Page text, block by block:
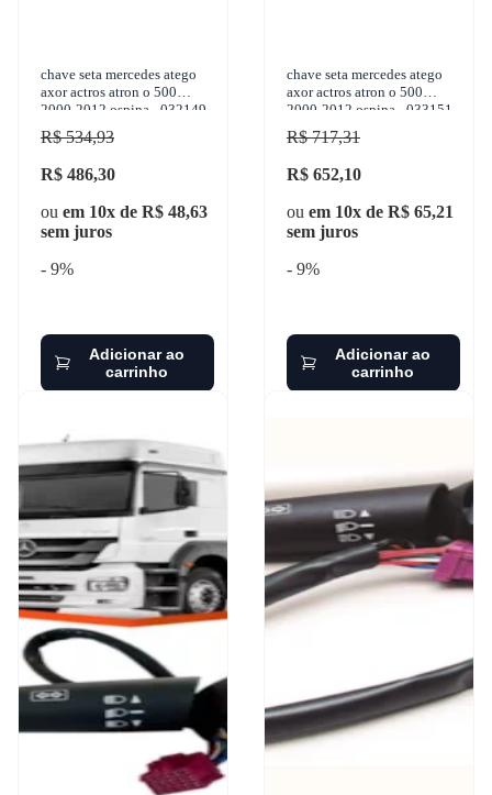
chave seta mercedes atego
axor actros atron o 500
2000-2012 ospina - 032149
R$ 534,93
R$ 486,30
ou em 10x de R$ 48,63
sem juros
- 9%
Adicionar ao
carrinho
chave seta mercedes atego
axor actros atron o 500
2000-2012 ospina - 033151
R$ 717,31
R$ 652,10
ou em 10x de R$ 65,21
sem juros
- 9%
Adicionar ao
carrinho